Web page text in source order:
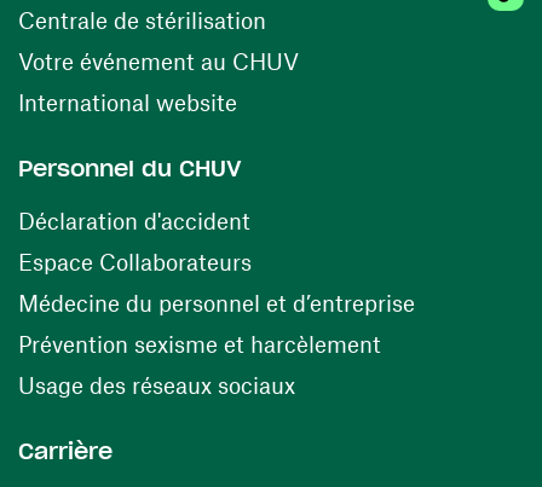
Centrale de stérilisation (ouvre une nouvelle
Votre événement au CHUV(ouvre une nouvelle
International website
Personnel du CHUV
Déclaration d'accident
Espace Collaborateurs(ouvre une nouvelle fenêtre)
Médecine du personnel et d’entreprise
Prévention sexisme et harcèlement
Usage des réseaux sociaux(ouvre une nouvelle
Carrière